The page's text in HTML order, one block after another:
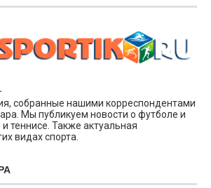
собранные нашими корреспондентами
Мы публикуем новости о футболе и
и теннисе. Также актуальная
видах спорта.